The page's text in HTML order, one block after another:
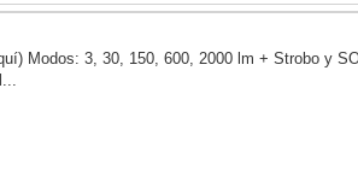
Modos: 3, 30, 150, 600, 2000 lm + Strobo y